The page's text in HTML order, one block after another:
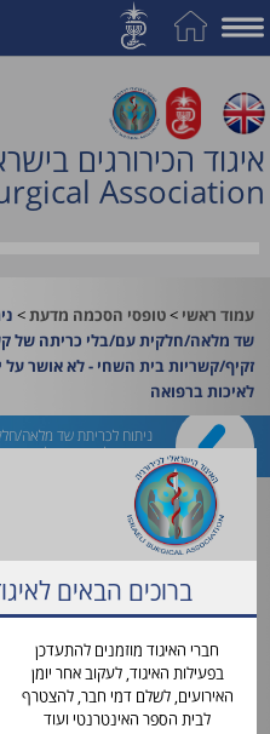
איגוד הכירורגים
Association
על
האיגוד
חברות
וחוגים
האקדמיה
לכירורגיה
קורסים
והכשרות
פעילות
וטופסי
הרשמה
מידע
לציבור
עמוד ראשי >טופסי הסכמה מדעת>
שד מלאה/חלקית עם/בלי כריתה של
זקיף/קשריות בית השחי - לא אושר על
לאיכות ברפואה
ניתוח לכריתת שד מלאה/
השחי - לא אושר על ידי
טופס בעברית
טופס בערבית
טופס ברוסית
ברוכים הבאים
חברי האיגוד מוזמנים להתעדכן
בפעילות האיגוד, לעקוב אחר יומן
האירועים, לשלם דמי חבר, להצטרף
לבית הספר האינטרנטי ועוד